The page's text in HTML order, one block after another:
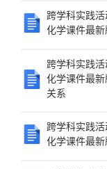
跨学科实践
化学课件最
跨学科实践
化学课件最
关系
跨学科实践
化学课件最